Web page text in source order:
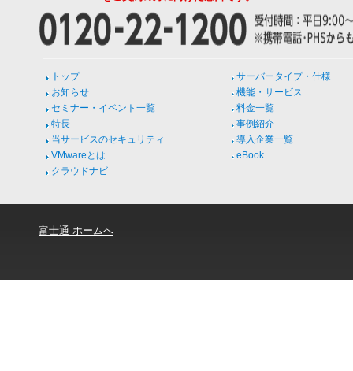
トップ
お知らせ
セミナー・イベント一覧
特長
当サービスのセキュリティ
VMwareとは
クラウドナビ
サーバータイプ・仕様
機能・サービス
料金一覧
事例紹介
導入企業一覧
eBook
富士通 ホームへ